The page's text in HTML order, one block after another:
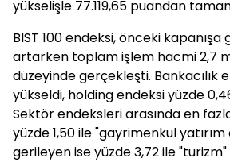
yükselişle 77.119,65 puandan
BIST 100 endeksi, önceki
artarken toplam işlem hacmi 2,7
düzeyinde gerçekleşti. Bankacılık
yükseldi, holding endeksi yüzde
Sektör endeksleri arasında en
yüzde 1,50 ile "gayrimenkul yatırım
gerileyen ise yüzde 3,72 ile "turizm"